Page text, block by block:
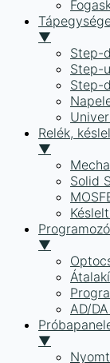
▼
Step-
Step-
Step-
Relék,
▼
Solid
▼
AD/
▼